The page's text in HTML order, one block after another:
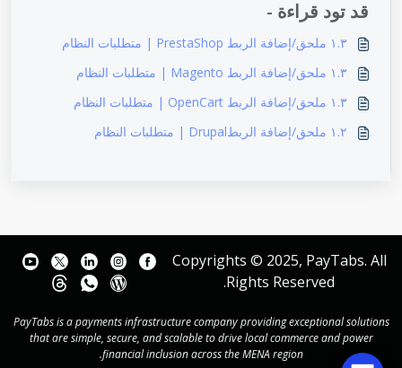
قد تود قراءة -
١.٣ ملحق/إضافة الربط PrestaShop | متطلبات النظام
١.٣ ملحق/إضافة الربط Magento | متطلبات النظام
١.٣ ملحق/إضافة الربط OpenCart | متطلبات النظام
١.٢ ملحق/إضافة الربطDrupal | متطلبات النظام
Copyrights © 2025, PayTabs. All
Rights Reserved.
PayTabs is a payments infrastructure company providing exceptional solutions
that are simple, secure, and scalable to drive local commerce and power
financial inclusion across the MENA region.